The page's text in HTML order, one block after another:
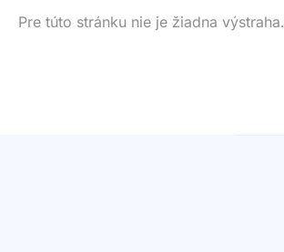
Pre túto stránku nie je žiadna výstraha.